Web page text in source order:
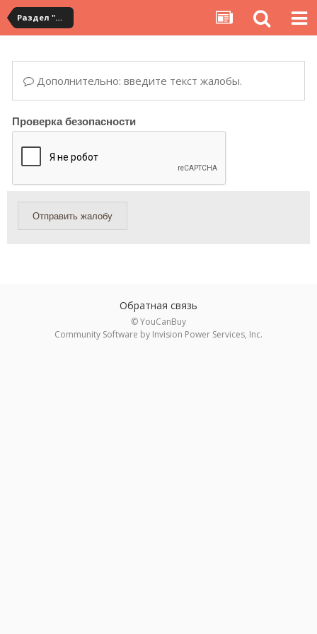
Раздел "Мои покупки" на сервисе YouCanBuy
Дополнительно: введите текст жалобы.
Проверка безопасности
Отправить жалобу
Обратная связь
© YouCanBuy
Community Software by Invision Power Services, Inc.